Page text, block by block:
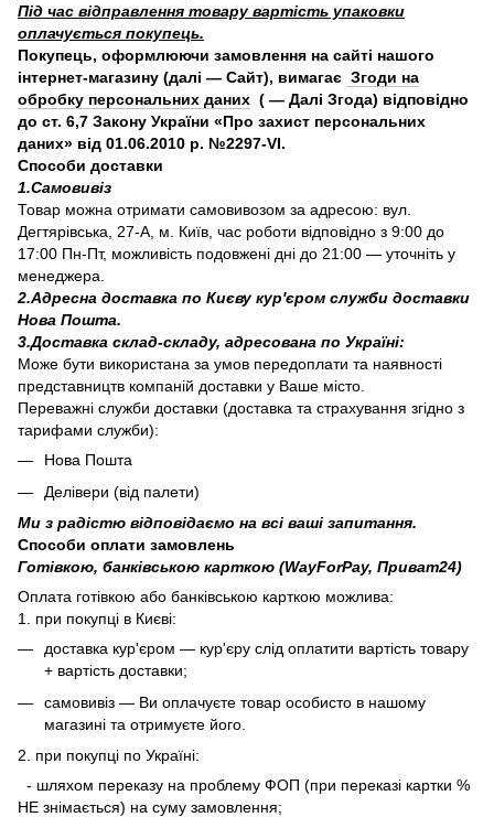
Під час відправлення товару вартість упаковки
оплачується покупець.
Покупець, оформлюючи замовлення на сайті нашого
інтернет-магазину (далі — Сайт), вимагає Згоди на
обробку персональних даних ( — Далі Згода) відповідно
до ст. 6,7 Закону України «Про захист персональних
даних» від 01.06.2010 р. №2297-VI.
Способи доставки
1.Самовивіз
Товар можна отримати самовивозом за адресою: вул.
Дегтярівська, 27-А, м. Київ, час роботи відповідно з 9:00 до
17:00 Пн-Пт, можливість подовжені дні до 21:00 — уточніть у
менеджера.
2.Адресна доставка по Києву кур'єром служби доставки
Нова Пошта.
3.Доставка склад-складу, адресована по Україні:
Може бути використана за умов передоплати та наявності
представництв компаній доставки у Ваше місто.
Переважні служби доставки (доставка та страхування згідно з
тарифами служби):
Нова Пошта
Делівери (від палети)
Ми з радістю відповідаємо на всі ваші запитання.
Способи оплати замовлень
Готівкою, банківською карткою (WayForPay, Приват24)
Оплата готівкою або банківською карткою можлива:
1. при покупці в Києві:
доставка кур'єром — кур'єру слід оплатити вартість товару
+ вартість доставки;
самовивіз — Ви оплачуєте товар особисто в нашому
магазині та отримуєте його.
2. при покупці по Україні:
- шляхом переказу на проблему ФОП (при переказі картки %
НЕ знімається) на суму замовлення;